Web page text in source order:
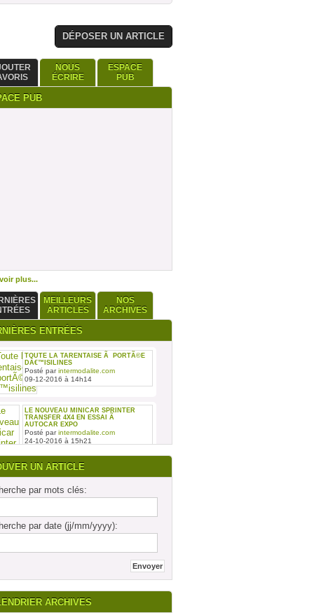
DÉPOSER UN ARTICLE
NOUS
ÉCRIRE
ESPACE
PUB
PUB
plus...
MEILLEURS
ARTICLES
NOS
ARCHIVES
ENTRÉES
TOUTE LA TARENTAISE Ã PORTÃ©E
DÂ€™ISILINES
Posté parintermodalite.com
09-12-2016 à 14h14
LE NOUVEAU MINICAR SPRINTER
TRANSFER 4X4 EN ESSAI Ã
AUTOCAR EXPO
Posté parintermodalite.com
24-10-2016 à 15h21
REMISE DES SIX PREMIERS INTOURO
MERCEDES-BENZ ASSEMBLÃ©S SUR
LE SITE DAIMLER BUSES DE LIGNY-
28-09-2016 à 17h19
UN ARTICLE
par mots clés:
par date (jj/mm/yyyy):
ARCHIVES